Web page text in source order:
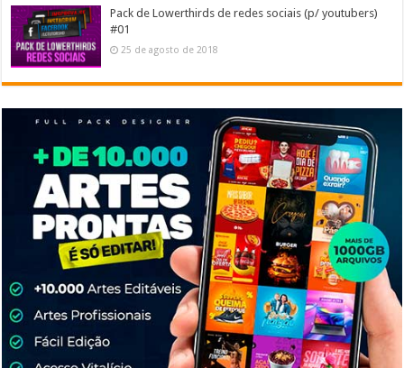
Pack de Lowerthirds de redes sociais (p/ youtubers)
#01
25 de agosto de 2018